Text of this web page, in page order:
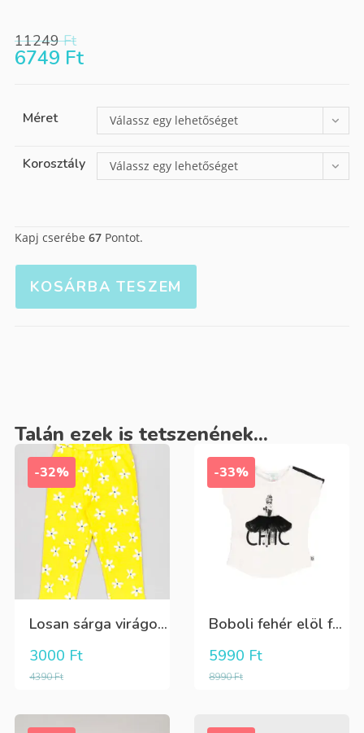
11249Ft
6749 Ft
Méret Válassz egy lehetőséget
Korosztály Válassz egy lehetőséget
Kapj cserébe 67Pontot.
KOSÁRBA TESZEM
Talán ezek is tetszenének...
-32%
Losan sárga virágos 3/4-es leggings
4390Ft
3000 Ft
-33%
Boboli fehér elöl fekete tüll+gyöngyös csini póló
8990Ft
5990 Ft